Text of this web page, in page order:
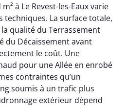
à Le Revest-les-Eaux varie
La surface totale,
la qualité du Terrassement
du Décaissement avant
le coût. Une
pour une Allée en enrobé
contraintes qu’un
soumis à un trafic plus
extérieur dépend